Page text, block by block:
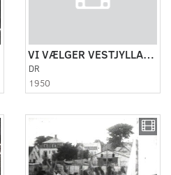
VI VÆLGER VESTJYLLAND ca.1950
DR
1950